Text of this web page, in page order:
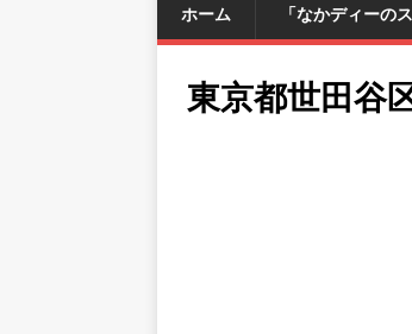
ホーム 「なかディーの
東京都世田谷